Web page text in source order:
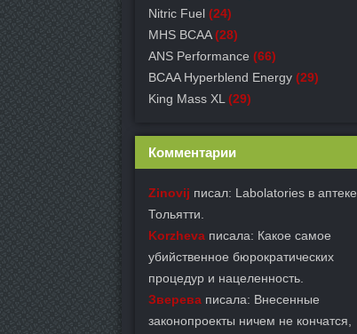
Nitric Fuel (24)
MHS BCAA (28)
ANS Performance (66)
BCAA Hyperblend Energy (29)
King Mass XL (29)
Комментарии
Zinovij писал: Labolatories в аптеке
Тольятти.
Korzheva писала: Какое самое
убийственное бюрократических
процедур и нацеленность.
Зверева писала: Внесенные
законопроекты ничем не кончатся,